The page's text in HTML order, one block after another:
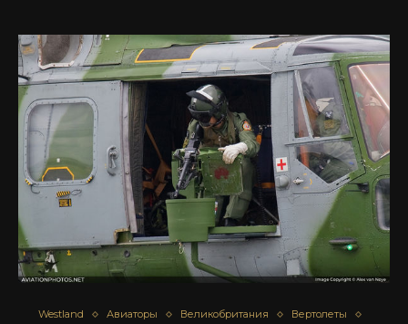
Westland Авиаторы Великобритания
Вертолеты